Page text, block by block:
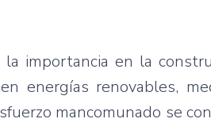
la importancia en la
energías renovables,
mancomunado se